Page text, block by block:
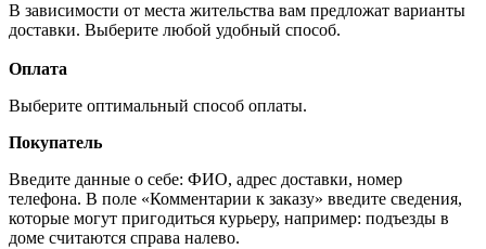
В зависимости от места жительства вам предложат варианты
доставки. Выберите любой удобный способ.
Оплата
Выберите оптимальный способ оплаты.
Покупатель
Введите данные о себе: ФИО, адрес доставки, номер
телефона. В поле «Комментарии к заказу» введите сведения,
которые могут пригодиться курьеру, например: подъезды в
доме считаются справа налево.